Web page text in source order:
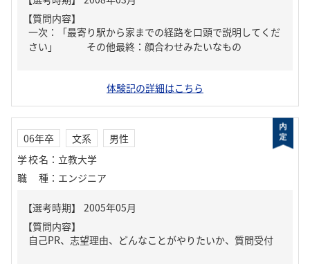
【質問内容】
一次：「最寄り駅から家までの経路を口頭で説明してくだ
さい」 その他最終：顔合わせみたいなもの
体験記の詳細はこちら
06年卒 文系
男性
学校名 ： 立教大学
職種 ： エンジニア
【質問内容】
自己PR、志望理由、どんなことがやりたいか、質問受付